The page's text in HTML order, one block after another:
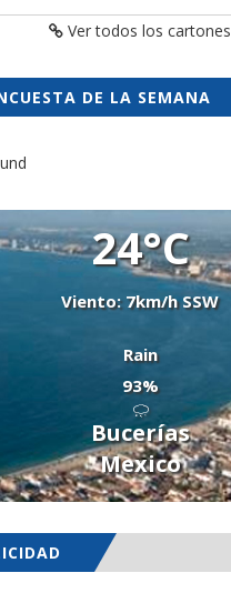
Ver todos los cartones
DE LA SEMANA
24°C
Viento: 7km/h SSW
Rain
93%
Bucerías
Mexico